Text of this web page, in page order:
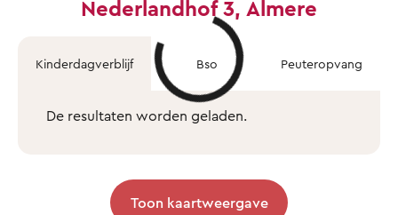
Nederlandhof 3, Almere
Kinderdagverblijf Bso Peuteropvang
De resultaten worden geladen.
Toon kaartweergave